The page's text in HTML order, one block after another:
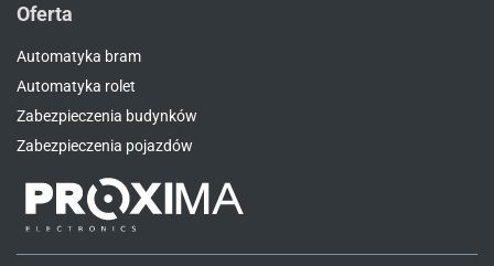
Oferta
Automatyka bram
Automatyka rolet
Zabezpieczenia budynków
Zabezpieczenia pojazdów